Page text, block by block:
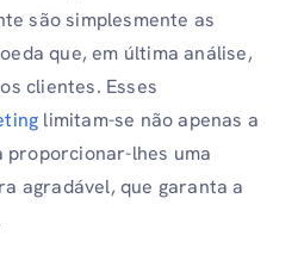
são simplesmente as
que, em última análise,
clientes. Esses
limitam-se não apenas a
lhes uma
agradável, que garanta a